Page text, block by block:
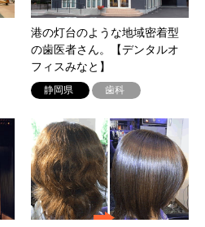
港の灯台のような地域密着型
の歯医者さん。【デンタルオ
フィスみなと】
静岡県 歯科